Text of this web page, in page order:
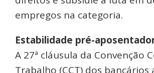
empregos na categoria.
Estabilidade pré-
A 27ª cláusula da Convenção
Trabalho (CCT) dos bancários